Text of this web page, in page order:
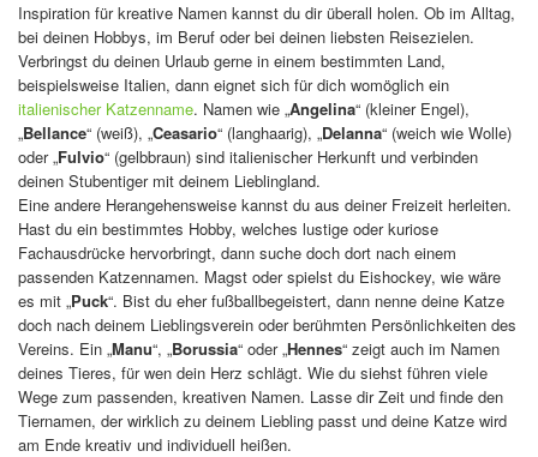
Inspiration für kreative Namen kannst du dir überall holen. Ob im Alltag,
bei deinen Hobbys, im Beruf oder bei deinen liebsten Reisezielen.
Verbringst du deinen Urlaub gerne in einem bestimmten Land,
beispielsweise Italien, dann eignet sich für dich womöglich ein
italienischer Katzenname. Namen wie „Angelina“ (kleiner Engel),
„Bellance“ (weiß), „Ceasario“ (langhaarig), „Delanna“ (weich wie Wolle)
oder „Fulvio“ (gelbbraun) sind italienischer Herkunft und verbinden
deinen Stubentiger mit deinem Lieblingland.
Eine andere Herangehensweise kannst du aus deiner Freizeit herleiten.
Hast du ein bestimmtes Hobby, welches lustige oder kuriose
Fachausdrücke hervorbringt, dann suche doch dort nach einem
passenden Katzennamen. Magst oder spielst du Eishockey, wie wäre
es mit „Puck“. Bist du eher fußballbegeistert, dann nenne deine Katze
doch nach deinem Lieblingsverein oder berühmten Persönlichkeiten des
Vereins. Ein „Manu“, „Borussia“ oder „Hennes“ zeigt auch im Namen
deines Tieres, für wen dein Herz schlägt. Wie du siehst führen viele
Wege zum passenden, kreativen Namen. Lasse dir Zeit und finde den
Tiernamen, der wirklich zu deinem Liebling passt und deine Katze wird
am Ende kreativ und individuell heißen.